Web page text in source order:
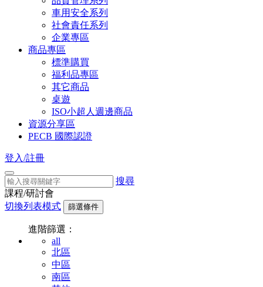
車用安全系列
社會責任系列
企業專區
商品專區
標準購買
福利品專區
其它商品
桌遊
ISO小超人週邊商品
資源分享區
PECB 國際認證
登入/註冊
搜尋
課程/研討會
切換列表模式
篩選條件
進階篩選：
all
北區
中區
南區